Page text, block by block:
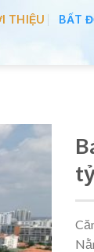
THIỆU BẤT